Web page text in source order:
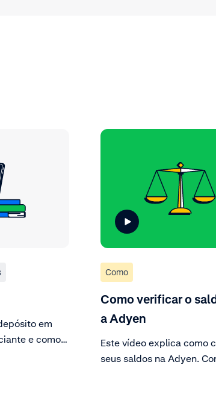
em
e como
Como
Como verificar o
a Adyen
Este vídeo explica como
seus saldos na Adyen.